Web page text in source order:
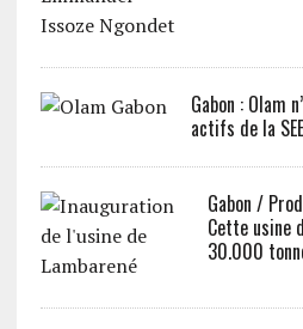
Gabon : Olam
actifs de la
Gabon /
Cette usine
30.000